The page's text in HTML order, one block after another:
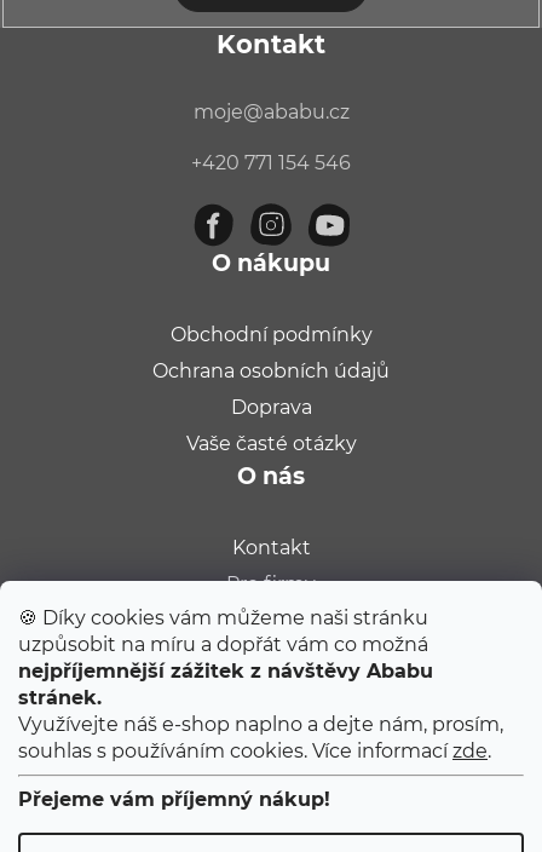
🍪 Díky cookies vám můžeme naši stránku
uzpůsobit na míru a dopřát vám co možná
nejpříjemnější zážitek z návštěvy Ababu
stránek.
Využívejte náš e-shop naplno a dejte nám, prosím,
souhlas s používáním cookies. Více informacízde.
Přejeme vám příjemný nákup!
Kontakt
moje@ababu.cz
+420 771 154 546
O nákupu
Obchodní podmínky
Ochrana osobních údajů
Doprava
Vaše časté otázky
O nás
Kontakt
Pro firmy
Velkoobchod
Kariéra
Populární na blogu
Tipy od Jitky do porodnice
Ty úplně první narozeniny
První 2 měsíce s miminkem
POUKAZ 100 Kč
Přihlaste se k odběruAbabu dopisů
a my vám pošleme poukaz na první nákup.
Poukaz platní při nákupu nad 1000 Kč.